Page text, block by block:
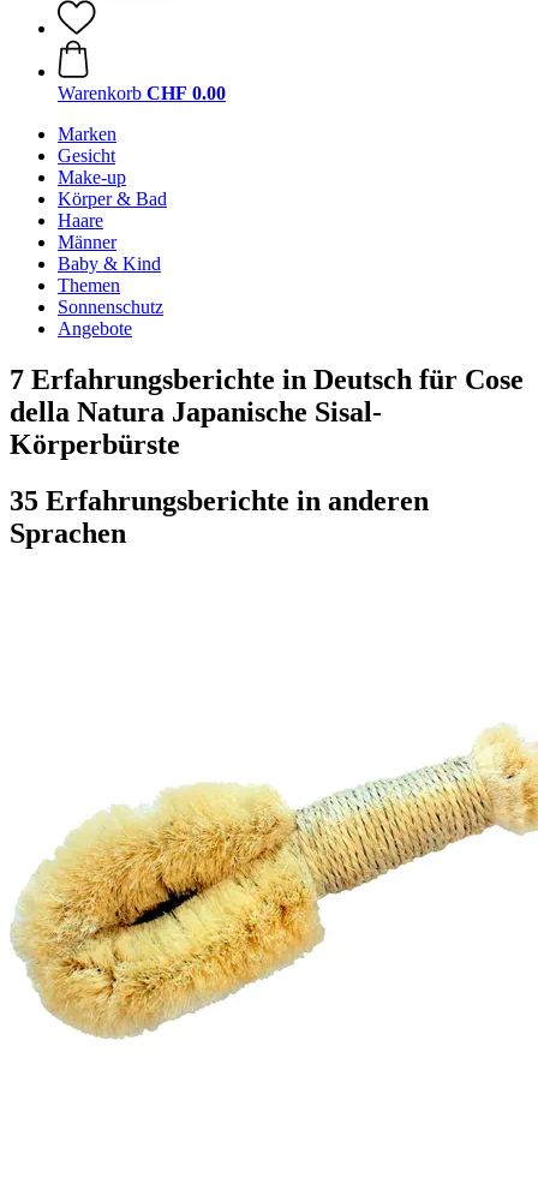
Warenkorb CHF 0.00
Marken
Gesicht
Make-up
Körper & Bad
Haare
Männer
Baby & Kind
Themen
Sonnenschutz
Angebote
7 Erfahrungsberichte in Deutsch für Cose
della Natura Japanische Sisal-
Körperbürste
35 Erfahrungsberichte in anderen
Sprachen